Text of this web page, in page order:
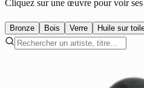
Cliquez sur une œuvre pour voir
Bronze Bois Verre Huile sur